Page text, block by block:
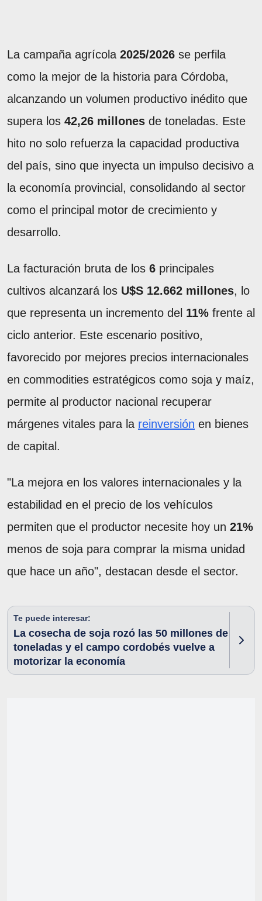
La campaña agrícola 2025/2026 se perfila
como la mejor de la historia para Córdoba,
alcanzando un volumen productivo inédito que
supera los 42,26 millones de toneladas. Este
hito no solo refuerza la capacidad productiva
del país, sino que inyecta un impulso decisivo a
la economía provincial, consolidando al sector
como el principal motor de crecimiento y
desarrollo.
La facturación bruta de los 6 principales
cultivos alcanzará los U$S 12.662 millones, lo
que representa un incremento del 11% frente al
ciclo anterior. Este escenario positivo,
favorecido por mejores precios internacionales
en commodities estratégicos como soja y maíz,
permite al productor nacional recuperar
márgenes vitales para la reinversión en bienes
de capital.
"La mejora en los valores internacionales y la
estabilidad en el precio de los vehículos
permiten que el productor necesite hoy un 21%
menos de soja para comprar la misma unidad
que hace un año", destacan desde el sector.
Te puede interesar:
La cosecha de soja rozó las 50 millones de
toneladas y el campo cordobés vuelve a
motorizar la economía